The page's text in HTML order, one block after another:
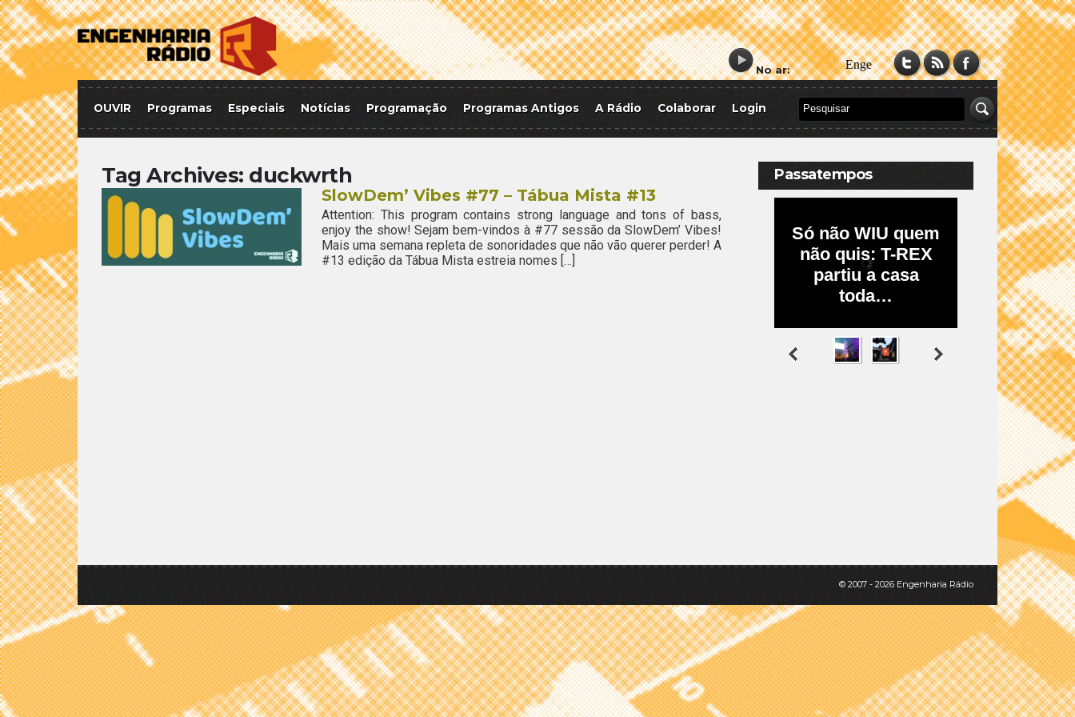
No ar:
OUVIR Programas Especiais Notícias Programação Programas Antigos A Rádio Colaborar Login
Tag Archives: duckwrth
SlowDem’ Vibes #77 – Tábua Mista #13
Attention: This program contains strong language and tons of bass,
enjoy the show! Sejam bem-vindos à #77 sessão da SlowDem’ Vibes!
Mais uma semana repleta de sonoridades que não vão querer perder! A
#13 edição da Tábua Mista estreia nomes […]
Passatempos
© 2007 - 2026 Engenharia Rádio